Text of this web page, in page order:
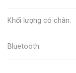
Khối lượng có chân:
Bluetooth: